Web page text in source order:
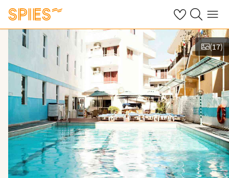
Se dine gemte
Søg påMenu
Vis billeder
(17)